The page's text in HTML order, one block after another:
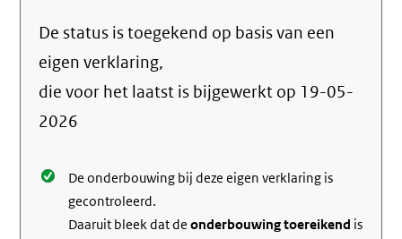
over
De status is toegekend op basis van een
eigen verklaring,
die voor het laatst is bijgewerkt op 19-05-
2026
De onderbouwing bij deze eigen verklaring is
gecontroleerd.
Daaruit bleek dat deonderbouwing toereikend is